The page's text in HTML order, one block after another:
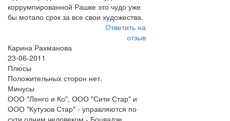
коррумпированной Рашке это чудо уже
бы мотало срок за все свои художества.
Ответить на
отзыв
Карина Рахманова
23-06-2011
Плюсы
Положительных сторон нет.
Минусы
ООО "Ленго и Ко", ООО "Сити Стар" и
ООО "Кутузов Стар" - управляются по
сути одним человеком - Боцвадзе